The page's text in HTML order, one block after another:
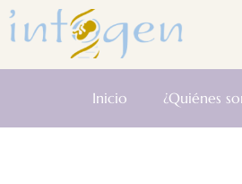
Inicio ¿Quiénes